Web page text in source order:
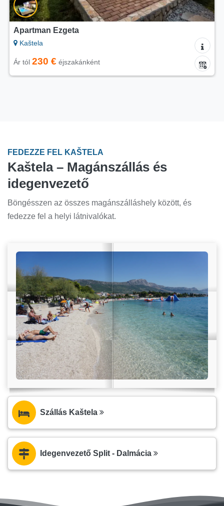
Apartman Ezgeta
Kaštela
Ár tól 230 € éjszakánként
FEDEZZE FEL KAŠTELA
Kaštela – Magánszállás és
idegenvezető
Böngésszen az összes magánszálláshely között, és
fedezze fel a helyi látnivalókat.
Szállás Kaštela
Idegenvezető Split - Dalmácia